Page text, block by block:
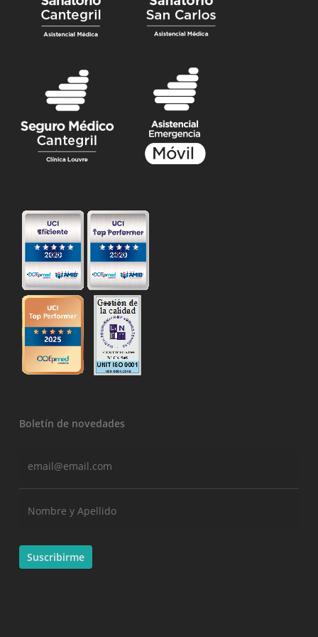
Boletín de novedades